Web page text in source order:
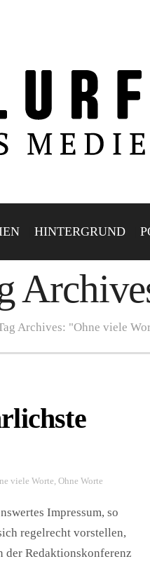
HINTERGRUND
Archives: "Ohne viele
viele Worte, Ohne Worte
Impressum, so
regelrecht vorstellen,
der Redaktionskonferenz